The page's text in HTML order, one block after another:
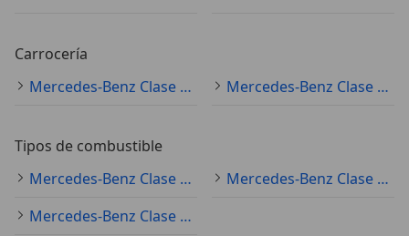
Carrocería
Mercedes-Benz Clase A (todo) coche pequeño
Mercedes-Benz Clase A (todo) sedán
Tipos de combustible
Mercedes-Benz Clase A (todo) diésel
Mercedes-Benz Clase A (todo) gasolina
Mercedes-Benz Clase A (todo) electro/gasolina